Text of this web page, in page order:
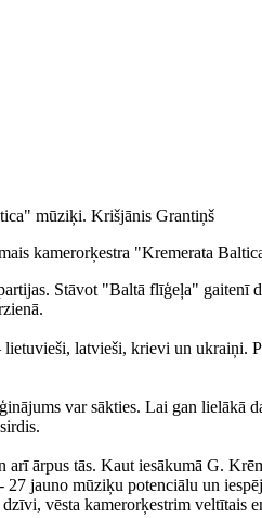
mūziķi. Krišjānis Grantiņš
kamerorķestra "Kremerata
Stāvot "Baltā flīģeļa" gaitenī
latvieši, krievi un ukraiņi.
var sākties. Lai gan lielākā
ārpus tās. Kaut iesākumā G.
jauno mūziķu potenciālu un
vēsta kamerorķestrim veltītais